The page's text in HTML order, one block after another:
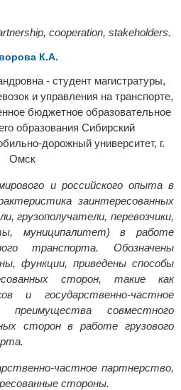
cooperation, stakeholders.
К.А.
- студент магистратуры,
и управления на транспорте,
бюджетное образовательное
образования Сибирский
дорожный университет, г.
Омск
и российского опыта в
заинтересованных
грузополучатели, перевозчики,
муниципалитет) в работе
транспорта. Обозначены
функции, приведены способы
сторон, такие как
и государственно-частное
преимущества совместного
сторон в работе грузового
частное партнерство,
стороны.